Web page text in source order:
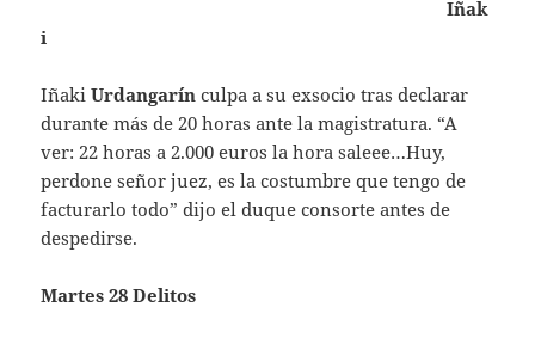
Iñak
i
IñakiUrdangarínculpa a su exsocio tras declarar
durante más de 20 horas ante la magistratura. “A
ver: 22 horas a 2.000 euros la hora saleee…Huy,
perdone señor juez, es la costumbre que tengo de
facturarlo todo” dijo el duque consorte antes de
despedirse.
Martes 28 Delitos